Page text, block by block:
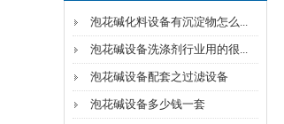
泡花碱化料设备有沉淀物怎么...
泡花碱设备洗涤剂行业用的很...
泡花碱设备配套之过滤设备
泡花碱设备多少钱一套